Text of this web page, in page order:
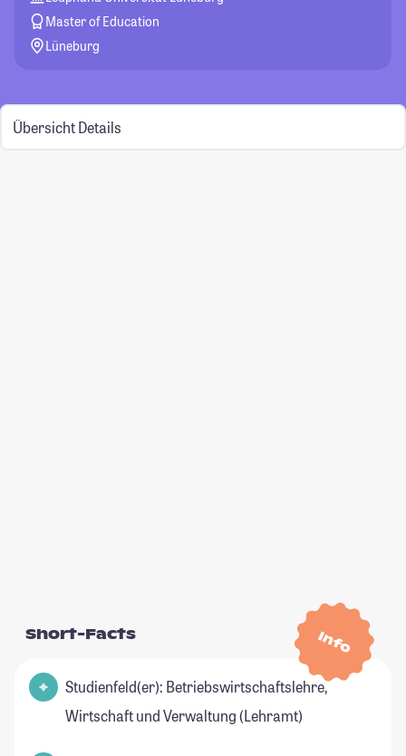
Master of Education
Lüneburg
Übersicht Details
Info
Short-Facts
Studienfeld(er): Betriebswirtschaftslehre,
Wirtschaft und Verwaltung (Lehramt)